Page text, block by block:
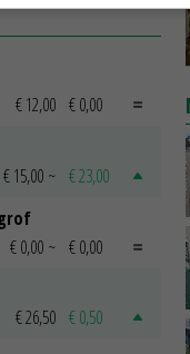
€ 12,00 € 0,00
€ 15,00 ~ € 23,00
€ 0,00 ~ € 0,00
€ 26,50 € 0,50